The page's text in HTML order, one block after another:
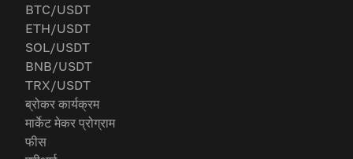
BTC/USDT
ETH/USDT
SOL/USDT
BNB/USDT
TRX/USDT
ब्रोकर कार्यक्रम
मार्केट मेकर प्रोग्राम
फीस